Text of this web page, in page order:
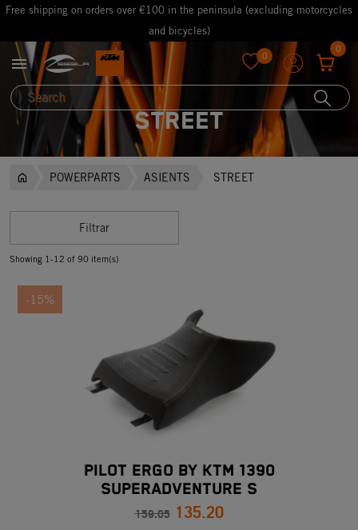
Free shipping on orders over €100 in the peninsula (excluding motorcycles
and bicycles)
 0
0
STREET
POWERPARTS ASIENTS STREET
Filtrar
Showing 1-12 of 90 item(s)
-15%
PILOT ERGO BY KTM 1390
SUPERADVENTURE S
159.05 135.20